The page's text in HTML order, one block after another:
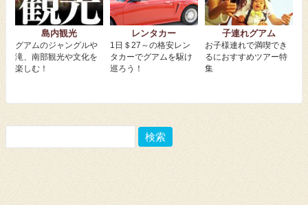
島内観光
グアムのジャングルや
滝、南部観光や文化を
楽しむ！
レンタカー
1日＄27～の格安レン
タカーでグアムを駆け
巡ろう！
子連れグアム
お子様連れで満喫でき
るにおすすめツアー特
集